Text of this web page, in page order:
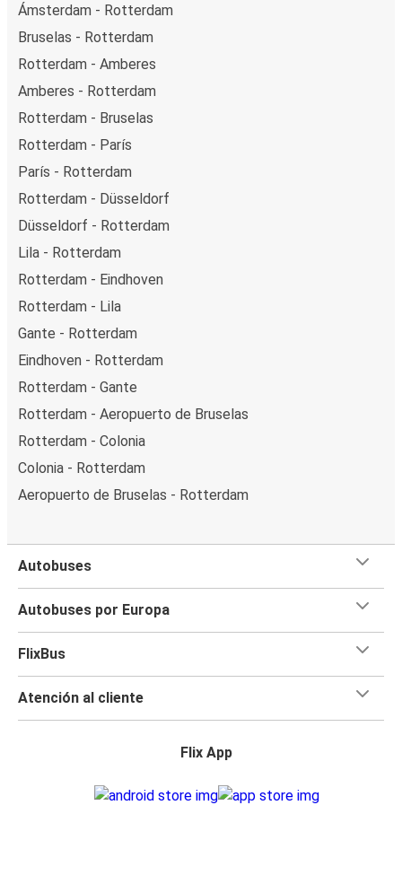
Ámsterdam - Rotterdam
Bruselas - Rotterdam
Rotterdam - Amberes
Amberes - Rotterdam
Rotterdam - Bruselas
Rotterdam - París
París - Rotterdam
Rotterdam - Düsseldorf
Düsseldorf - Rotterdam
Lila - Rotterdam
Rotterdam - Eindhoven
Rotterdam - Lila
Gante - Rotterdam
Eindhoven - Rotterdam
Rotterdam - Gante
Rotterdam - Aeropuerto de Bruselas
Rotterdam - Colonia
Colonia - Rotterdam
Aeropuerto de Bruselas - Rotterdam
Autobuses
Autobuses por Europa
FlixBus
Atención al cliente
Flix App